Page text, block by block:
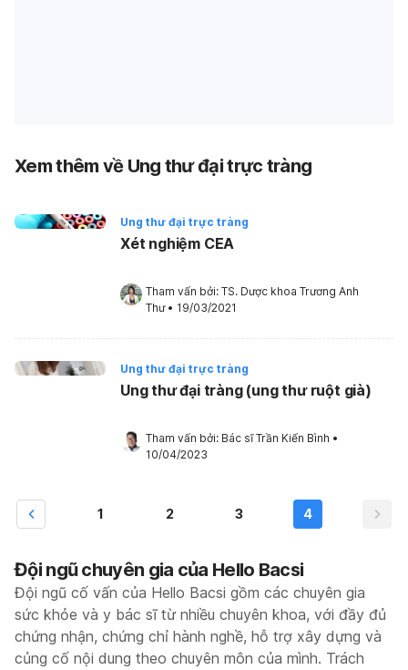
Xem thêm về Ung thư đại trực tràng
Ung thư đại trực tràng
Xét nghiệm CEA
Tham vấn bởi: TS. Dược khoa Trương Anh
Thư • 19/03/2021
Ung thư đại trực tràng
Ung thư đại tràng (ung thư ruột già)
Tham vấn bởi: Bác sĩ Trần Kiến Bình •
10/04/2023
1 2 3 4
Đội ngũ chuyên gia của Hello Bacsi
Đội ngũ cố vấn của Hello Bacsi gồm các chuyên gia
sức khỏe và y bác sĩ từ nhiều chuyên khoa, với đầy đủ
chứng nhận, chứng chỉ hành nghề, hỗ trợ xây dựng và
củng cố nội dung theo chuyên môn của mình. Trách